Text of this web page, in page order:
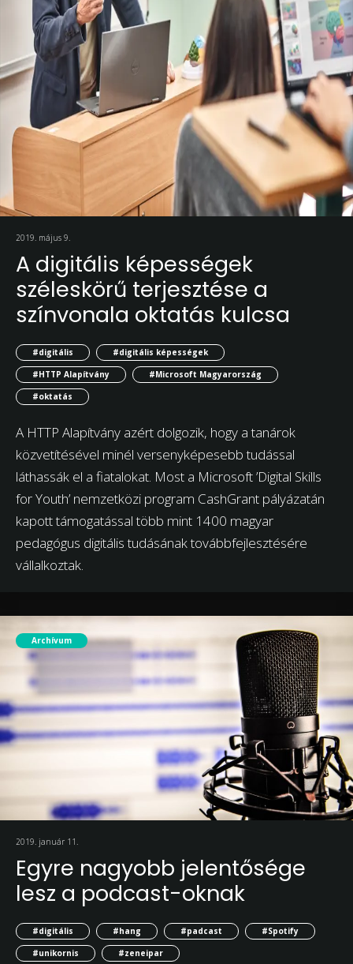
2019. május 9.
A digitális képességek
széleskörű terjesztése a
színvonala oktatás kulcsa
#digitális
#digitális képességek
#HTTP Alapítvány
#Microsoft Magyarország
#oktatás
A HTTP Alapítvány azért dolgozik, hogy a tanárok
közvetítésével minél versenyképesebb tudással
láthassák el a fiatalokat. Most a Microsoft ’Digital Skills
for Youth’ nemzetközi program CashGrant pályázatán
kapott támogatással több mint 1400 magyar
pedagógus digitális tudásának továbbfejlesztésére
vállalkoztak.
Archívum
2019. január 11.
Egyre nagyobb jelentősége
lesz a podcast-oknak
#digitális #hang #padcast
#Spotify
#unikornis
#zeneipar